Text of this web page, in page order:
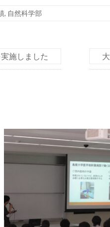
, 自然科学部
施しました